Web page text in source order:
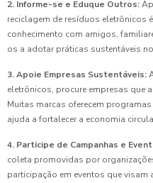
2. Informe-se e Eduque Outros:
reciclagem de resíduos eletrônicos
conhecimento com amigos,
os a adotar práticas sustentáveis
3. Apoie Empresas Sustentáveis:
eletrônicos, procure empresas que
Muitas marcas oferecem
ajuda a fortalecer a economia
4. Participe de Campanhas e
coleta promovidas por
participação em eventos que